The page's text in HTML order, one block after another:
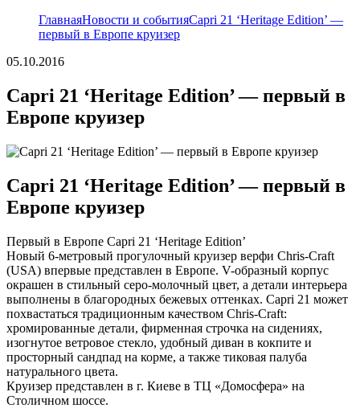
ГлавнаяНовости и событияCapri 21 ‘Heritage Edition’ —
первый в Европе круизер
05.10.2016
Capri 21 ‘Heritage Edition’ — первый в
Европе круизер
Capri 21 ‘Heritage Edition’ — первый в
Европе круизер
Первый в Европе Capri 21 ‘Heritage Edition’
Новый 6-метровый прогулочный круизер верфи Chris-Craft
(USA) впервые представлен в Европе. V-образный корпус
окрашен в стильный серо-молочный цвет, а детали интерьера
выполнены в благородных бежевых оттенках. Capri 21 может
похвастаться традиционным качеством Chris-Craft:
хромированные детали, фирменная строчка на сидениях,
изогнутое ветровое стекло, удобный диван в кокпите и
просторный сандпад на корме, а также тиковая палуба
натурального цвета.
Круизер представлен в г. Киеве в ТЦ «Домосфера» на
Столичном шоссе.